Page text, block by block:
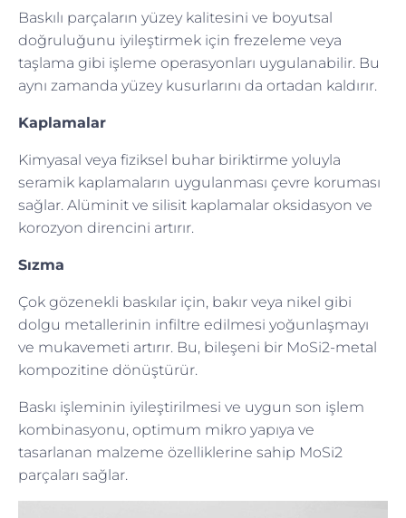
Baskılı parçaların yüzey kalitesini ve boyutsal
doğruluğunu iyileştirmek için frezeleme veya
taşlama gibi işleme operasyonları uygulanabilir. Bu
aynı zamanda yüzey kusurlarını da ortadan kaldırır.
Kaplamalar
Kimyasal veya fiziksel buhar biriktirme yoluyla
seramik kaplamaların uygulanması çevre koruması
sağlar. Alüminit ve silisit kaplamalar oksidasyon ve
korozyon direncini artırır.
Sızma
Çok gözenekli baskılar için, bakır veya nikel gibi
dolgu metallerinin infiltre edilmesi yoğunlaşmayı
ve mukavemeti artırır. Bu, bileşeni bir MoSi2-metal
kompozitine dönüştürür.
Baskı işleminin iyileştirilmesi ve uygun son işlem
kombinasyonu, optimum mikro yapıya ve
tasarlanan malzeme özelliklerine sahip MoSi2
parçaları sağlar.